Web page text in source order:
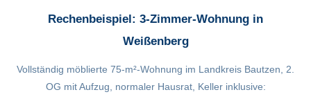
Rechenbeispiel: 3-Zimmer-Wohnung in
Weißenberg
Vollständig möblierte 75-m²-Wohnung im Landkreis Bautzen, 2.
OG mit Aufzug, normaler Hausrat, Keller inklusive: